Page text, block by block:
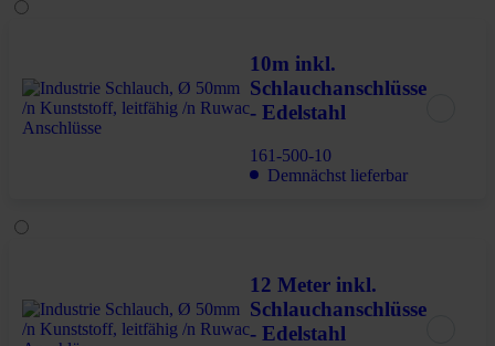
10m inkl.
Schlauchanschlüsse
- Edelstahl
161-500-10
Demnächst lieferbar
12 Meter inkl.
Schlauchanschlüsse
- Edelstahl